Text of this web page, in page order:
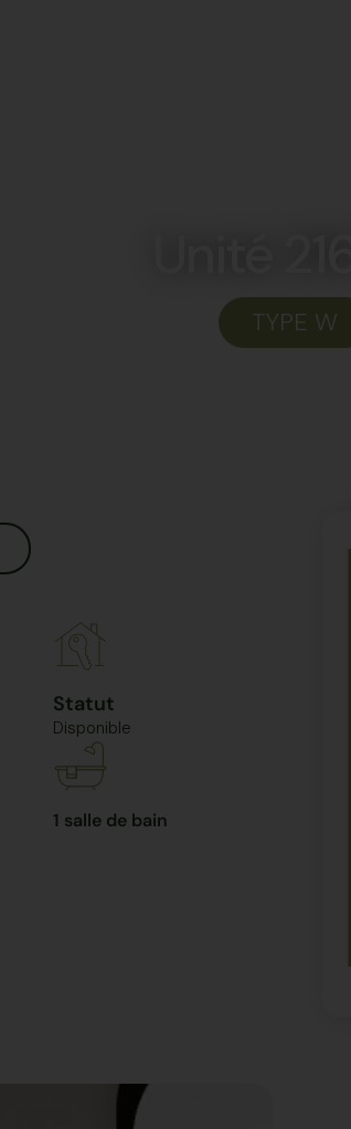
TYPE W
Statut
Disponible
1 salle de bain